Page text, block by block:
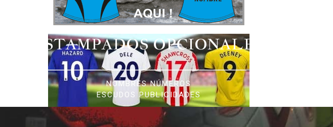
ESTAMPADOS OPCIONALES
NOMBRES NÚMEROS
ESCUDOS PUBLICIDADES